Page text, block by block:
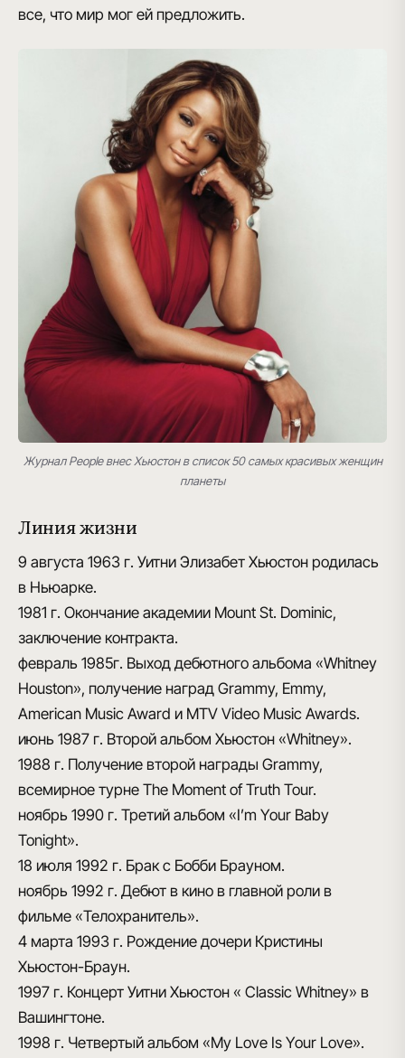
все, что мир мог ей предложить.
Журнал People внес Хьюстон в список 50 самых красивых женщин
планеты
Линия жизни
9 августа 1963 г. Уитни Элизабет Хьюстон родилась
в Ньюарке.
1981 г. Окончание академии Mount St. Dominic,
заключение контракта.
февраль 1985г. Выход дебютного альбома «Whitney
Houston», получение наград Grammy, Emmy,
American Music Award и MTV Video Music Awards.
июнь 1987 г. Второй альбом Хьюстон «Whitney».
1988 г. Получение второй награды Grammy,
всемирное турне The Moment of Truth Tour.
ноябрь 1990 г. Третий альбом «I’m Your Baby
Tonight».
18 июля 1992 г. Брак с Бобби Брауном.
ноябрь 1992 г. Дебют в кино в главной роли в
фильме «Телохранитель».
4 марта 1993 г. Рождение дочери Кристины
Хьюстон-Браун.
1997 г. Концерт Уитни Хьюстон « Classic Whitney» в
Вашингтоне.
1998 г. Четвертый альбом «My Love Is Your Love».